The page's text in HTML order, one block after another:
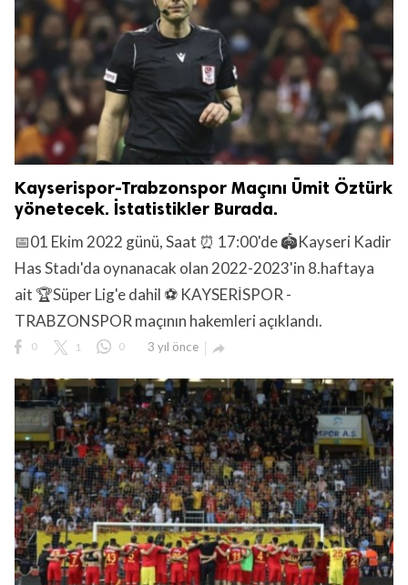
Kayserispor-Trabzonspor Maçını Ümit Öztürk
yönetecek. İstatistikler Burada.
📅01 Ekim 2022 günü, Saat ⏰ 17:00'de 🏟️Kayseri Kadir
Has Stadı'da oynanacak olan 2022-2023'in 8.haftaya
ait 🏆Süper Lig'e dahil ⚽ KAYSERİSPOR -
TRABZONSPOR maçının hakemleri açıklandı.
0 1 0 3 yıl önce 